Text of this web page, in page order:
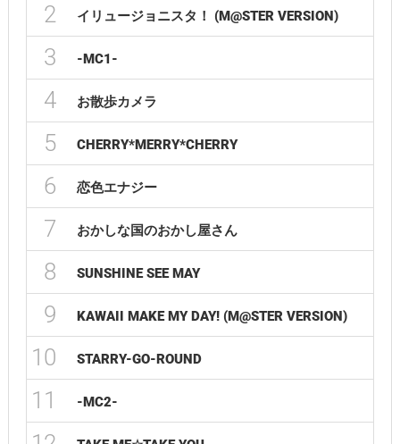
2 イリュージョニスタ！ (M@STER VERSION)
3 -MC1-
4 お散歩カメラ
5 CHERRY*MERRY*CHERRY
6 恋色エナジー
7 おかしな国のおかし屋さん
8 SUNSHINE SEE MAY
9 KAWAII MAKE MY DAY! (M@STER VERSION)
10 STARRY-GO-ROUND
11 -MC2-